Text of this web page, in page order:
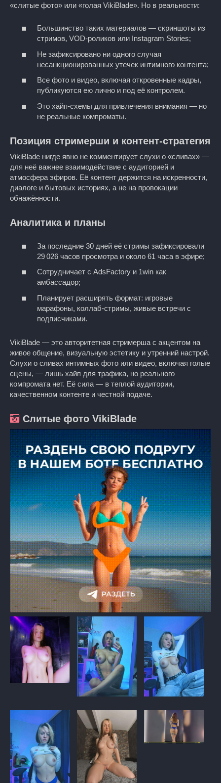
«слитые фото» или «голая VikiBlade». Но в реальности:
Большинство таких материалов — скриншоты из
стримов, VOD-роликов или Instagram Stories;
Не зафиксировано ни одного случая
несанкционированных утечек интимного контента;
Все фото и видео, включая откровенные кадры,
публикуются ею лично и под её контролем.
Это хайп-схемы для привлечения внимания — но
не реальные компроматы.
Позиция стримерши и контент-стратегия
VikiBlade нигде явно не комментирует слухи о «сливах» —
для неё важнее взаимодействие с аудиторией и
атмосфера эфиров. Её контент держится на искренности,
диалоге и бытовых историях, а не на провокации
обнажённости.
Аналитика и планы
За последние 30 дней её стримы зафиксировали
29 026 часов просмотра и около 61 часа в эфире;
Сотрудничает с AdsFactory и 1win как
амбассадор;
Планирует расширять формат: игровые
марафоны, коллаб-стримы, живые встречи с
подписчиками.
VikiBlade — это авторитетная стримерша с акцентом на
живое общение, визуальную эстетику и утренний настрой.
Слухи о сливах интимных фото или видео, включая голые
сцены, — лишь хайп для трафика, но реального
компромата нет. Её сила — в теплой аудитории,
качественном контенте и честной подаче.
Слитые фото VikiBlade